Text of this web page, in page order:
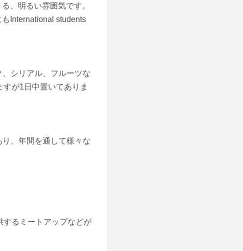
、明るい雰囲気です。
International students
シリアル、フルーツな
が1日中置いてありま
、年間を通して様々な
するミートアップなどが